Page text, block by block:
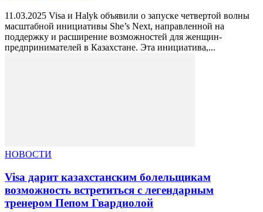
11.03.2025 Visa и Halyk объявили о запуске четвертой волны
масштабной инициативы She’s Next, направленной на
поддержку и расширение возможностей для женщин-
предпринимателей в Казахстане. Эта инициатива,...
НОВОСТИ
Visa дарит казахстанским болельщикам
возможность встретиться с легендарным
тренером Пепом Гвардиолой